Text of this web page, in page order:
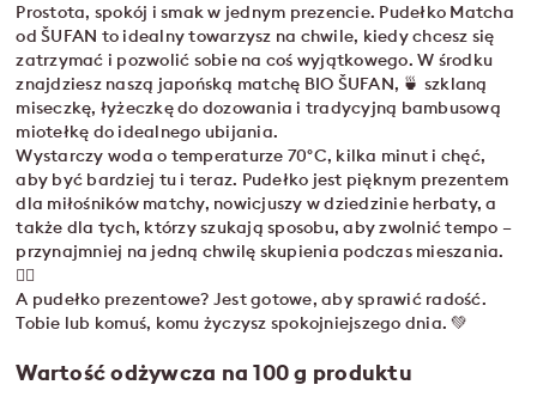
Prostota, spokój i smak w jednym prezencie. Pudełko Matcha
od ŠUFAN to idealny towarzysz na chwile, kiedy chcesz się
zatrzymać i pozwolić sobie na coś wyjątkowego. W środku
znajdziesz naszą japońską matchę BIO ŠUFAN, 🍵 szklaną
miseczkę, łyżeczkę do dozowania i tradycyjną bambusową
miotełkę do idealnego ubijania.
Wystarczy woda o temperaturze 70°C, kilka minut i chęć,
aby być bardziej tu i teraz. Pudełko jest pięknym prezentem
dla miłośników matchy, nowicjuszy w dziedzinie herbaty, a
także dla tych, którzy szukają sposobu, aby zwolnić tempo –
przynajmniej na jedną chwilę skupienia podczas mieszania.
🧘‍♀️
A pudełko prezentowe? Jest gotowe, aby sprawić radość.
Tobie lub komuś, komu życzysz spokojniejszego dnia. 💚
Wartość odżywcza na 100 g produktu